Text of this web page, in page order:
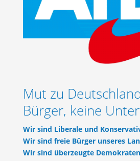
Mut zu
Bürger, keine
Wir sind Liberale und
Wir sind freie Bürger unseres
Wir sind überzeugte